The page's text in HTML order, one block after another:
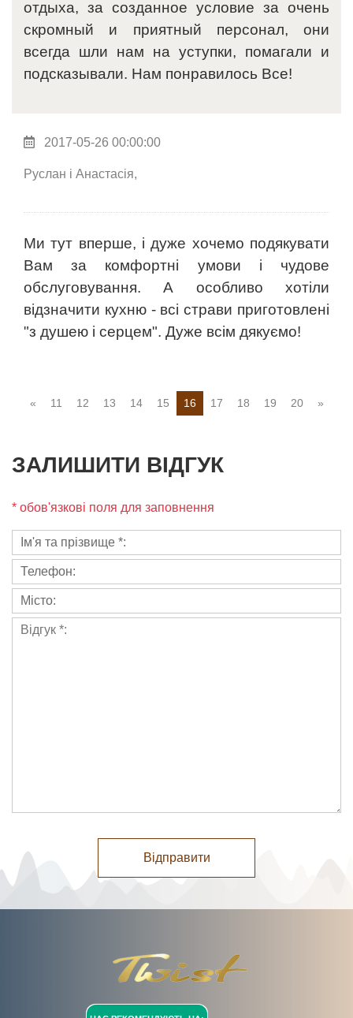
отдыха, за созданное условие за очень
скромный и приятный персонал, они
всегда шли нам на уступки, помагали и
подсказывали. Нам понравилось Все!
2017-05-26 00:00:00
Руслан і Анастасія,
Ми тут вперше, і дуже хочемо подякувати
Вам за комфортні умови і чудове
обслуговування. А особливо хотіли
відзначити кухню - всі страви приготовлені
"з душею і серцем". Дуже всім дякуємо!
« 11 12 13 14 15 16 17 18 19 20 »
ЗАЛИШИТИ ВІДГУК
* обов'язкові поля для заповнення
Відправити